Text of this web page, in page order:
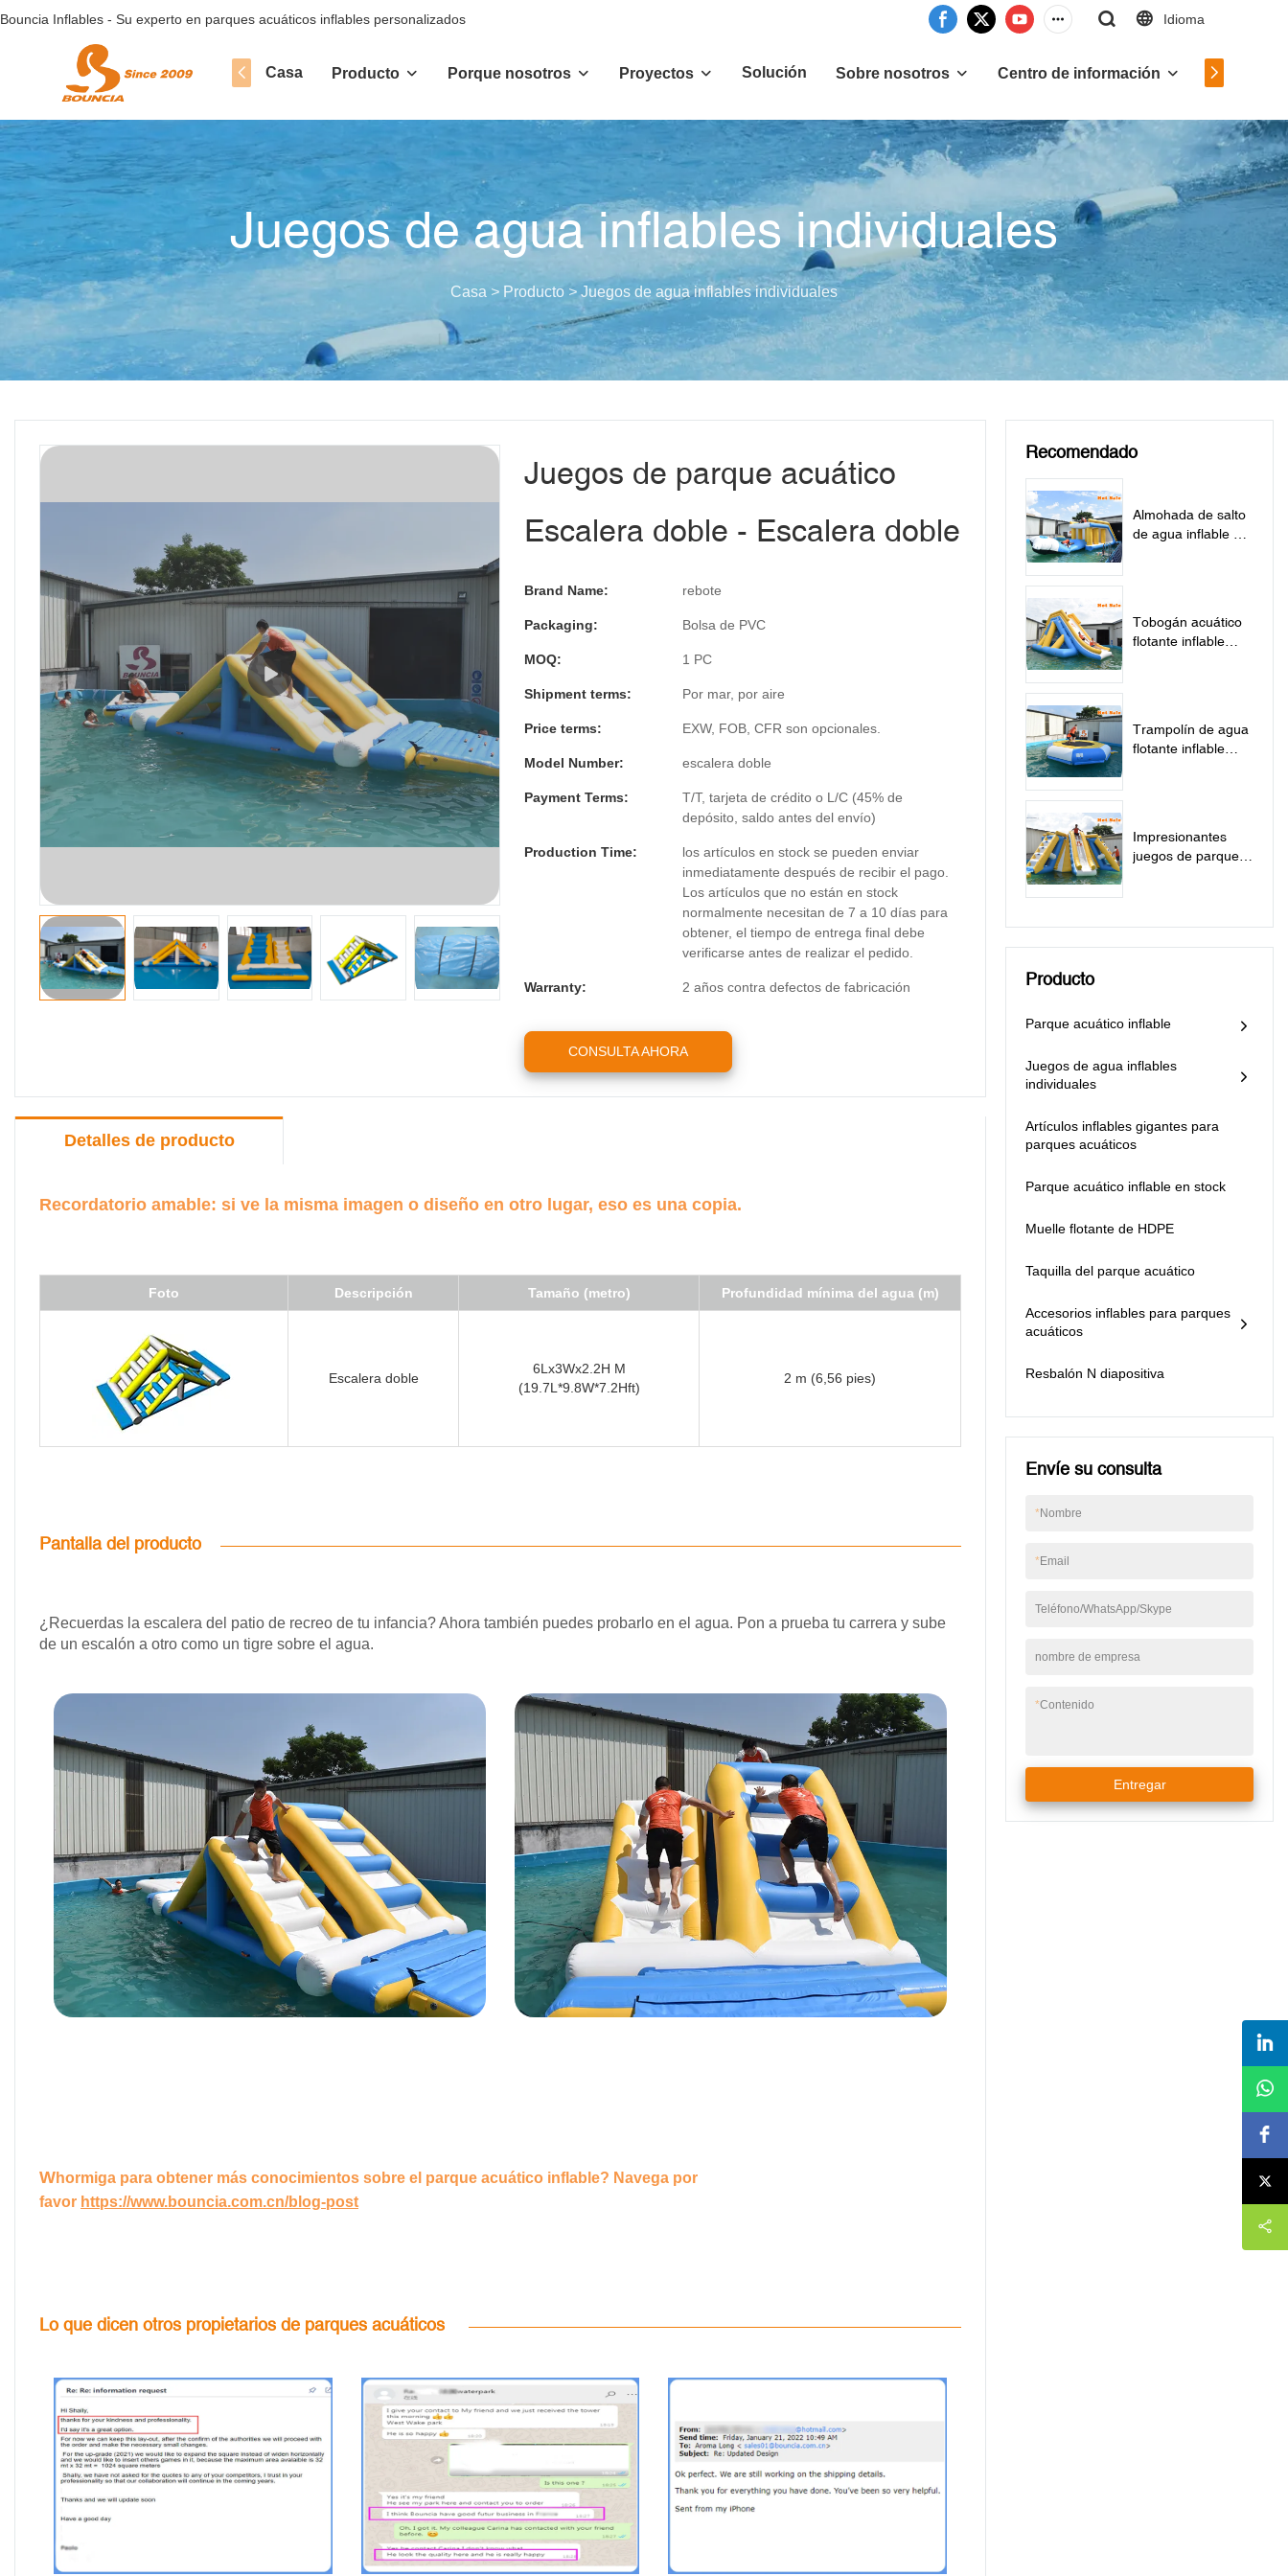
Bouncia Inflables - Su experto en parques acuáticos inflables personalizados Idioma
Casa Producto Porque nosotros Proyectos Solución Sobre nosotros Centro de información
Juegos de agua inflables individuales
Casa > Producto > Juegos de agua inflables individuales
Juegos de parque acuático
Escalera doble - Escalera doble
Brand Name: rebote
Packaging: Bolsa de PVC
MOQ: 1 PC
Shipment terms: Por mar, por aire
Price terms: EXW, FOB, CFR son opcionales.
Model Number: escalera doble
Payment Terms:
T/T, tarjeta de crédito o L/C (45% de
depósito, saldo antes del envío)
Production Time:
los artículos en stock se pueden enviar
inmediatamente después de recibir el pago.
Los artículos que no están en stock
normalmente necesitan de 7 a 10 días para
obtener, el tiempo de entrega final debe
verificarse antes de realizar el pedido.
Warranty: 2 años contra defectos de fabricación
CONSULTA AHORA
Detalles de producto
Recordatorio amable: si ve la misma imagen o diseño en otro lugar, eso es una copia.
Foto Descripción Tamaño (metro) Profundidad mínima del agua (m)
Escalera doble
6Lx3Wx2.2H M
(19.7L*9.8W*7.2Hft)
2 m (6,56 pies)
Pantalla del producto
¿Recuerdas la escalera del patio de recreo de tu infancia? Ahora también puedes probarlo en el agua. Pon a prueba tu carrera y sube
de un escalón a otro como un tigre sobre el agua.
Whormiga para obtener más conocimientos sobre el parque acuático inflable? Navega por
favor https://www.bouncia.com.cn/blog-post
Lo que dicen otros propietarios de parques acuáticos
Recomendado
Almohada de salto
de agua inflable de
Tobogán acuático
flotante inflable
Trampolín de agua
flotante inflable
Impresionantes
juegos de parque
Producto
Parque acuático inflable
Juegos de agua inflables
individuales
Artículos inflables gigantes para
parques acuáticos
Parque acuático inflable en stock
Muelle flotante de HDPE
Taquilla del parque acuático
Accesorios inflables para parques
acuáticos
Resbalón N diapositiva
Envíe su consulta
*Nombre
*Email
Teléfono/WhatsApp/Skype
nombre de empresa
*Contenido
Entregar